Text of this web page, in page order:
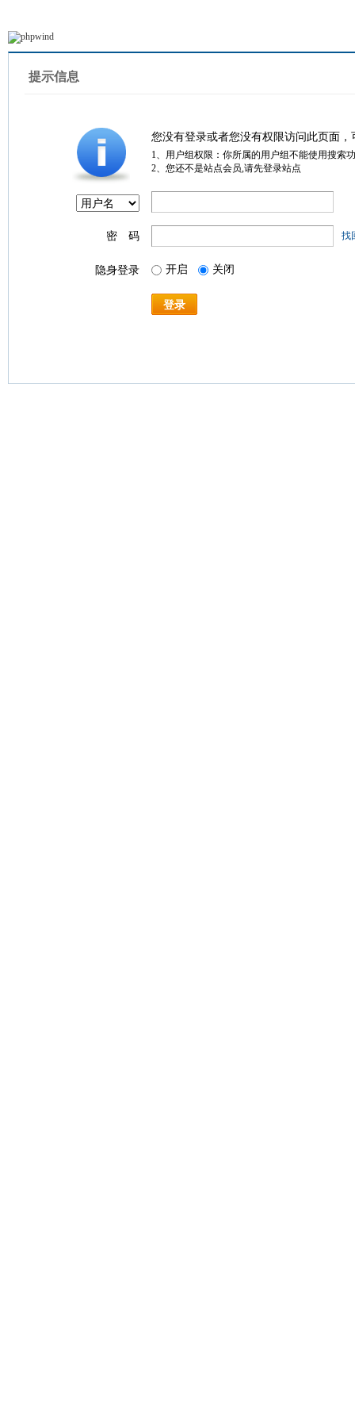
提示信息
您没有登录或者您没有权限访问此页面
1、用户组权限：你所属的用户组不能使用搜索
2、您还不是站点会员,请先登录站点
密 码 找
隐身登录 开启 关闭
登录